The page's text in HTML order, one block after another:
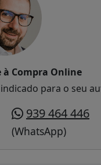
à Compra Online
para o seu
939 464 446
(WhatsApp)